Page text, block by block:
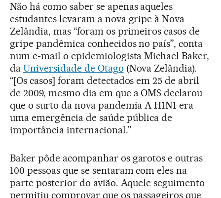
Não há como saber se apenas aqueles
estudantes levaram a nova gripe à Nova
Zelândia, mas “foram os primeiros casos de
gripe pandêmica conhecidos no país”, conta
num e-mail o epidemiologista Michael Baker,
da Universidade de Otago (Nova Zelândia).
“[Os casos] foram detectados em 25 de abril
de 2009, mesmo dia em que a OMS declarou
que o surto da nova pandemia A H1N1 era
uma emergência de saúde pública de
importância internacional.”
Baker pôde acompanhar os garotos e outras
100 pessoas que se sentaram com eles na
parte posterior do avião. Aquele seguimento
permitiu comprovar que os passageiros que